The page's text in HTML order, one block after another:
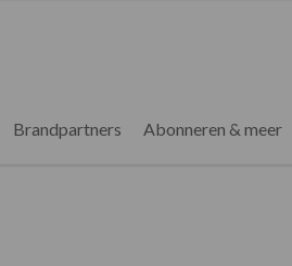
Brandpartners Abonneren & meer